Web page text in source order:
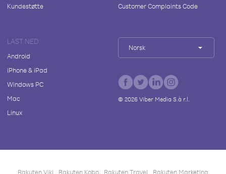
Kundestøtte
Customer Complaints Code
LAST NED
Android
iPhone & iPad
Windows PC
Mac
Linux
Norsk
© 2026Viber Media S.à r.l.
Rakuten Viki Rakuten Kobo Rakuten Travel Rakuten Marketing